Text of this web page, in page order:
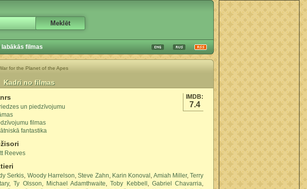
labākās filmas
for the Planet of the Apes
Kadri no filmas
IMDB:
7.4
un piedzīvojumu
filmas
fantastika
Reeves
Serkis, Woody Harrelson,Steve Zahn, Karin Konoval , Amiah Miller,Terry
,Ty Olsson, Michael Adamthwaite,Toby Kebbell , Gabriel Chavarria,